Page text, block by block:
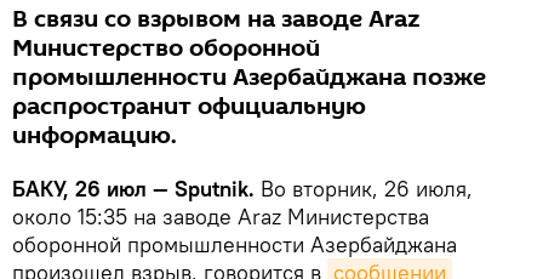
В связи со взрывом на заводе Araz
Министерство оборонной
промышленности Азербайджана позже
распространит официальную
информацию.
БАКУ, 26 июл — Sputnik. Во вторник, 26 июля,
около 15:35 на заводе Araz Министерства
оборонной промышленности Азербайджана
произошел взрыв, говорится в сообщении